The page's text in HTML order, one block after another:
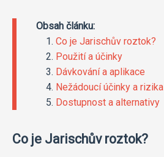
Obsah článku:
Co je Jarischův roztok?
Použití a účinky
Dávkování a aplikace
Nežádoucí účinky a rizika
Dostupnost a alternativy
Co je Jarischův roztok?